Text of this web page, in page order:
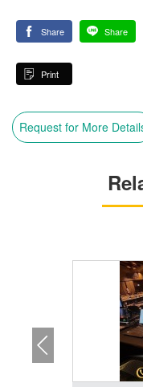
Share Share
Print
Request for More